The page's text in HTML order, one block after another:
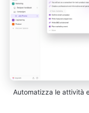
Automatizza le attività